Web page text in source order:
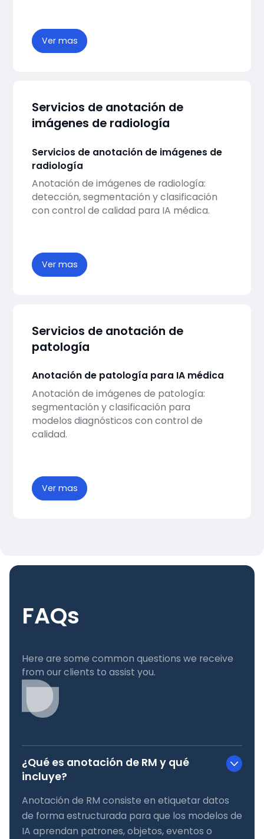
Ver mas
Servicios de anotación de
imágenes de radiología
Servicios de anotación de imágenes de
radiología
Anotación de imágenes de radiología:
detección, segmentación y clasificación
con control de calidad para IA médica.
Ver mas
Servicios de anotación de
patología
Anotación de patología para IA médica
Anotación de imágenes de patología:
segmentación y clasificación para
modelos diagnósticos con control de
calidad.
Ver mas
FAQs
Here are some common questions we receive
from our clients to assist you.
¿Qué es anotación de RM y qué
incluye?
Anotación de RM consiste en etiquetar datos
de forma estructurada para que los modelos de
IA aprendan patrones, objetos, eventos o